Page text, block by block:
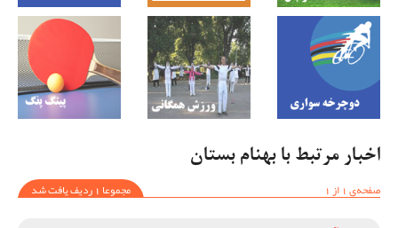
اخبار مرتبط با بهنام بستان
صفحه‌ی 1 از 1
مجموعا 1 ردیف یافت شد